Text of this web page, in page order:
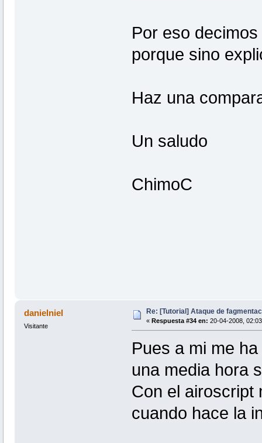
Por eso
porque sino
Haz una
Un saludo
ChimoC
danielniel
Visitante
Re: [Tutorial] Ataque de
« Respuesta #34 en: 20-04-2008,
Pues a mi me
una media hora
Con el
cuando hace la